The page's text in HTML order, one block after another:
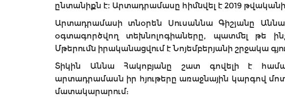
ընտանիքն է։ Արտադրամասը հիմնվել է 2019
Արտադրամասի տնօրեն Սուսաննա Գիշյանը Աննա
օգտագործվող տեխնոլոգիաները, պատմել թե
Մթերումն իրականացվում է Նոյեմբերյանի շրջակա
Տիկին Աննա Հակոբյանը շատ գովելի է
արտադրամասն իր հյութերը առաջնային կարգով
մատակարարում: